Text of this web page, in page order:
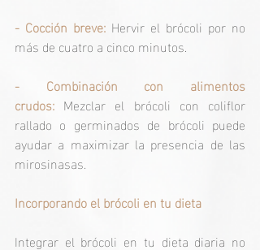
- Cocción breve: Hervir el brócoli por no
más de cuatro a cinco minutos.
- Combinación con alimentos
crudos: Mezclar el brócoli con coliflor
rallado o germinados de brócoli puede
ayudar a maximizar la presencia de las
mirosinasas.
Incorporando el brócoli en tu dieta
Integrar el brócoli en tu dieta diaria no